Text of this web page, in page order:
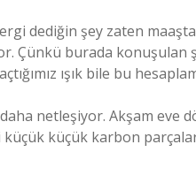
dediğin şey zaten
Çünkü burada konuşulan
ışık bile bu
netleşiyor. Akşam eve
küçük karbon